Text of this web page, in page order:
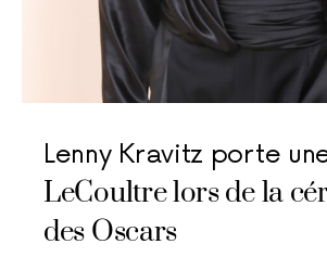
Lenny Kravitz porte
LeCoultre lors de la
des Oscars